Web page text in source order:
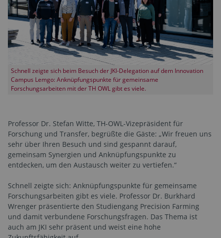
Schnell zeigte sich beim Besuch der JKI-Delegation auf dem Innovation
Campus Lemgo: Anknüpfungspunkte für gemeinsame
Forschungsarbeiten mit der TH OWL gibt es viele.
Professor Dr. Stefan Witte, TH-OWL-Vizepräsident für
Forschung und Transfer, begrüßte die Gäste: „Wir freuen uns
sehr über Ihren Besuch und sind gespannt darauf,
gemeinsam Synergien und Anknüpfungspunkte zu
entdecken, um den Austausch weiter zu vertiefen.“
Schnell zeigte sich: Anknüpfungspunkte für gemeinsame
Forschungsarbeiten gibt es viele. Professor Dr. Burkhard
Wrenger präsentierte den Studiengang Precision Farming
und damit verbundene Forschungsfragen. Das Thema ist
auch am JKI sehr präsent und weist eine hohe